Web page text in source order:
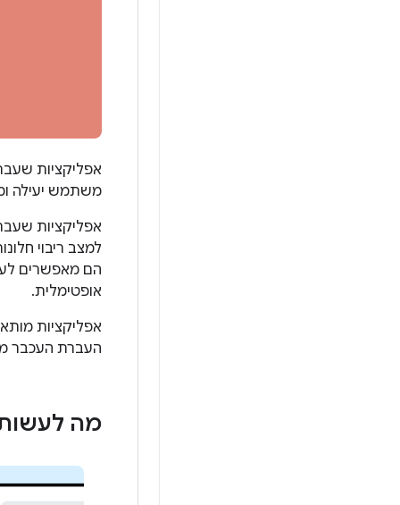
אפליקציות
משתמש יעילה
אפליקציות
למצב ריבוי
הם מאפשרים
אופטימלית.
אפליקציות
העברת העכבר
מה